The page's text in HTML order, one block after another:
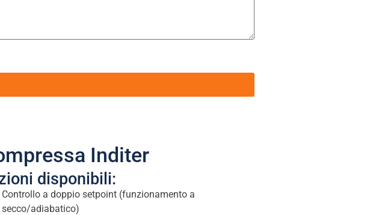
Inditer
disponibili:
Controllo a doppio setpoint (funzionamento a
secco/adiabatico)